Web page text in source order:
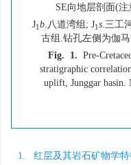
SE向地层剖面(
J1 b.八道湾组; J1 s.三工
古组.钻孔左侧为伽
Fig. 1. Pre-
stratigraphic
uplift, Junggar basin.
1. 红层及其岩石矿物学特